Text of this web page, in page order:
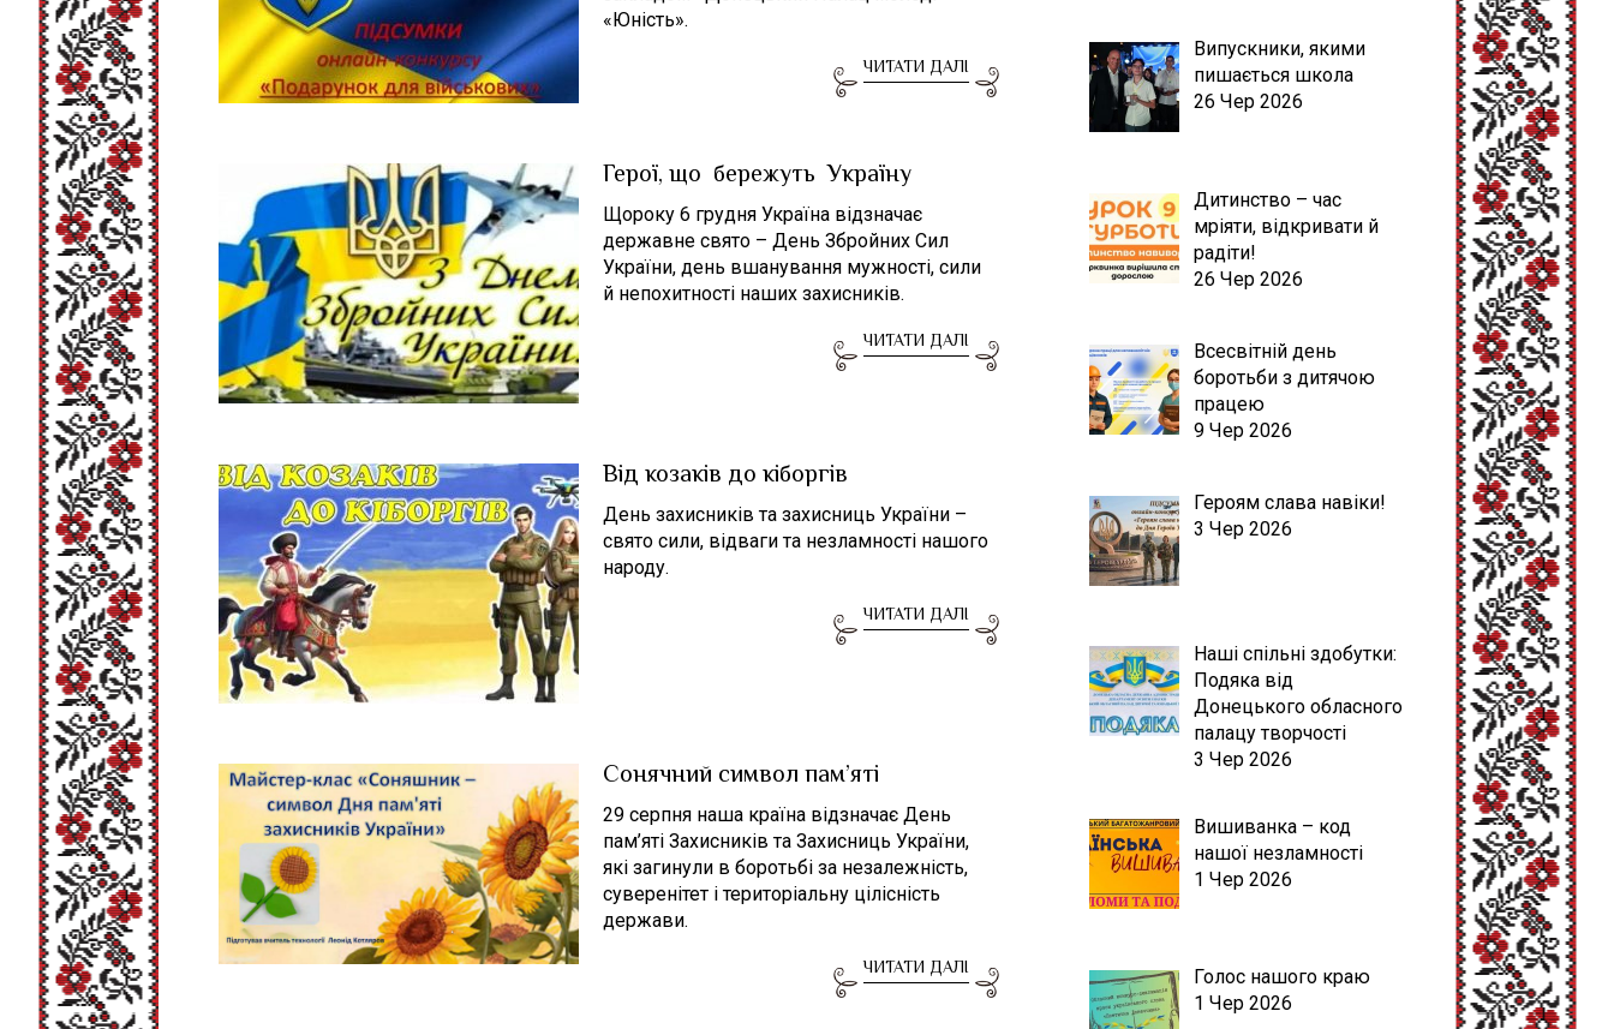
«Юність».
ЧИТАТИ ДАЛІ
Герої, що бережуть Україну
Щороку 6 грудня Україна відзначає
державне свято – День Збройних Сил
України, день вшанування мужності, сили
й непохитності наших захисників.
ЧИТАТИ ДАЛІ
Від козаків до кіборгів
День захисників та захисниць України –
свято сили, відваги та незламності нашого
народу.
ЧИТАТИ ДАЛІ
Сонячний символ пам’яті
29 серпня наша країна відзначає День
пам’яті Захисників та Захисниць України,
які загинули в боротьбі за незалежність,
суверенітет і територіальну цілісність
держави.
ЧИТАТИ ДАЛІ
Випускники, якими
пишається школа
26 Чер 2026
Дитинство – час
мріяти, відкривати й
радіти!
26 Чер 2026
Всесвітній день
боротьби з дитячою
працею
9 Чер 2026
Героям слава навіки!
3 Чер 2026
Наші спільні здобутки:
Подяка від
Донецького обласного
палацу творчості
3 Чер 2026
Вишиванка – код
нашої незламності
1 Чер 2026
Голос нашого краю
1 Чер 2026